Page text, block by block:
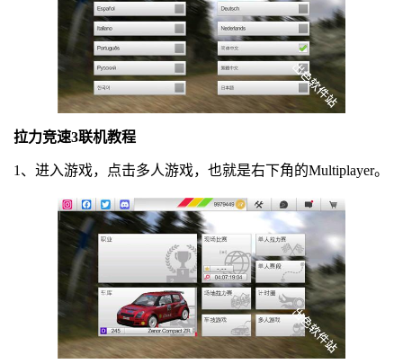
拉力竞速3联机教程
1、进入游戏，点击多人游戏，也就是右下角的Multiplayer。